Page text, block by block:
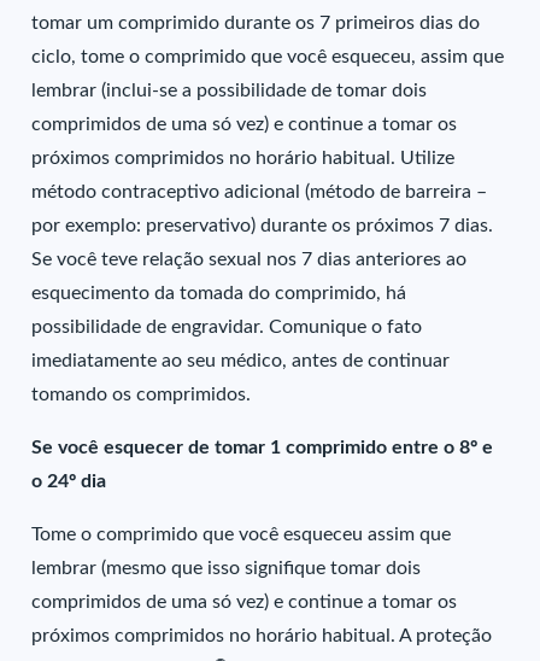
tomar um comprimido durante os 7 primeiros dias do
ciclo, tome o comprimido que você esqueceu, assim que
lembrar (inclui-se a possibilidade de tomar dois
comprimidos de uma só vez) e continue a tomar os
próximos comprimidos no horário habitual. Utilize
método contraceptivo adicional (método de barreira –
por exemplo: preservativo) durante os próximos 7 dias.
Se você teve relação sexual nos 7 dias anteriores ao
esquecimento da tomada do comprimido, há
possibilidade de engravidar. Comunique o fato
imediatamente ao seu médico, antes de continuar
tomando os comprimidos.
Se você esquecer de tomar 1 comprimido entre o 8º e
o 24º dia
Tome o comprimido que você esqueceu assim que
lembrar (mesmo que isso signifique tomar dois
comprimidos de uma só vez) e continue a tomar os
próximos comprimidos no horário habitual. A proteção